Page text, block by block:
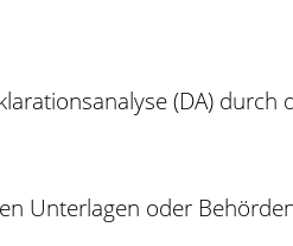
(DA) durch
Unterlagen oder